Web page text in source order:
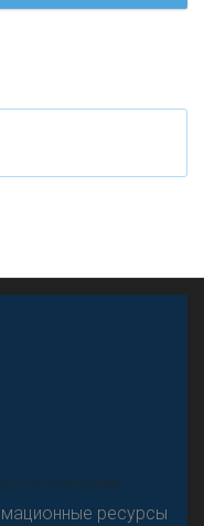
при цифровом
компаний,
ресурсы